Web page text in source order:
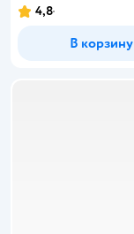
4,8
В корзину